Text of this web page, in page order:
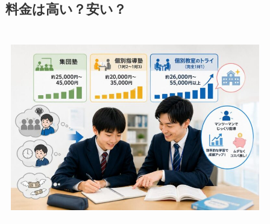
料金は高い？安い？